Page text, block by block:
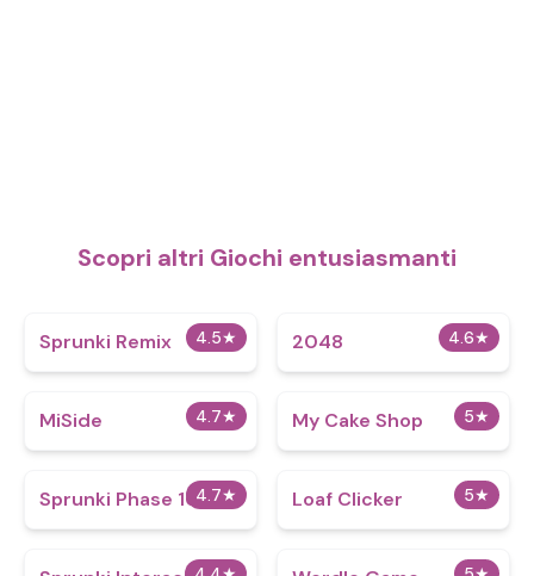
Scopri altri Giochi entusiasmanti
4.5★
Sprunki Remix 4.6★
2048
4.7★
MiSide 5★
My Cake Shop
4.7★
Sprunki Phase 100 5★
Loaf Clicker